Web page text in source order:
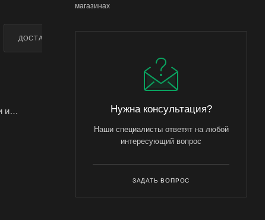
ДОСТАВКА
и
на
магазинах
Нужна консультация?
Наши специалисты ответят на любой
интересующий вопрос
ЗАДАТЬ ВОПРОС